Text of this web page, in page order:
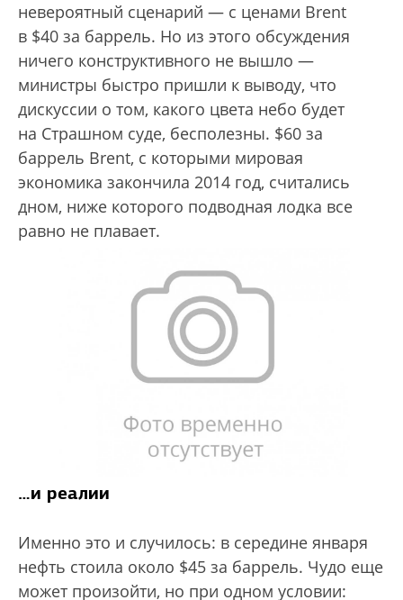
невероятный сценарий — с ценами Brent
в $40 за баррель. Но из этого обсуждения
ничего конструктивного не вышло —
министры быстро пришли к выводу, что
дискуссии о том, какого цвета небо будет
на Страшном суде, бесполезны. $60 за
баррель Brent, с которыми мировая
экономика закончила 2014 год, считались
дном, ниже которого подводная лодка все
равно не плавает.
…и реалии
Именно это и случилось: в середине января
нефть стоила около $45 за баррель. Чудо еще
может произойти, но при одном условии: